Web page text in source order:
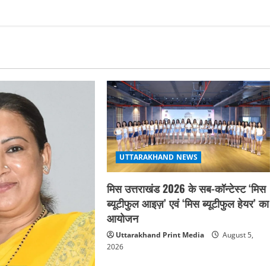
UTTARAKHAND NEWS
मिस उत्तराखंड 2026 के सब-कॉन्टेस्ट ‘मिस
ब्यूटीफुल आइज़’ एवं ‘मिस ब्यूटीफुल हेयर’ का
आयोजन
Uttarakhand Print Media
August 5,
2026